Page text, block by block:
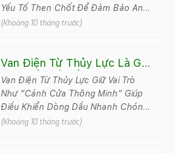
Yếu Tố Then Chốt Để Đảm Bảo An
Toàn Và Hiệu Suất. Hai Thiết Bị
(Khoảng 10 tháng trước)
Van Điện Từ Thủy Lực Là Gì?
Tìm Hiểu Về Cấu Tạo Và
Nguyên Lý Hoạt Động
Van Điện Từ Thủy Lực Giữ Vai Trò
Như “cánh Cửa Thông Minh” Giúp
Điều Khiển Dòng Dầu Nhanh Chóng,
Chính Xác Và An Toàn. Bài Viết Này
(Khoảng 10 tháng trước)